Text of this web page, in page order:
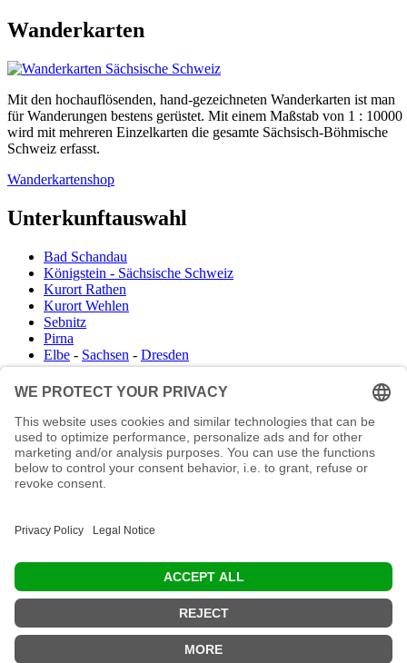
Wanderkarten
Mit den hochauflösenden, hand-gezeichneten Wanderkarten ist man
für Wanderungen bestens gerüstet. Mit einem Maßstab von 1 : 10000
wird mit mehreren Einzelkarten die gesamte Sächsisch-Böhmische
Schweiz erfasst.
Wanderkartenshop
Unterkunftauswahl
Bad Schandau
Königstein - Sächsische Schweiz
Kurort Rathen
Kurort Wehlen
Sebnitz
Pirna
Elbe - Sachsen - Dresden
Infocenter
Wanderkartenshop
Prospektdownload
Unterkunft Böhmisch Sächsische Schweiz
Veranstaltungskalender
Mail an die Redaktion
"In den Wäldern sind Dinge, über die nachzudenken man jahrelang
Moos liegen könnte." (Franz Kafka)